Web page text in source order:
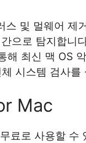
및 멀웨어 제
으로 탐지합니
최신 맥 OS
시스템 검사를
Mac
로 사용할 수